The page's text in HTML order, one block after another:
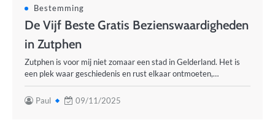
Bestemming
De Vijf Beste Gratis Bezienswaardigheden
in Zutphen
Zutphen is voor mij niet zomaar een stad in Gelderland. Het is
een plek waar geschiedenis en rust elkaar ontmoeten,…
Paul 09/11/2025